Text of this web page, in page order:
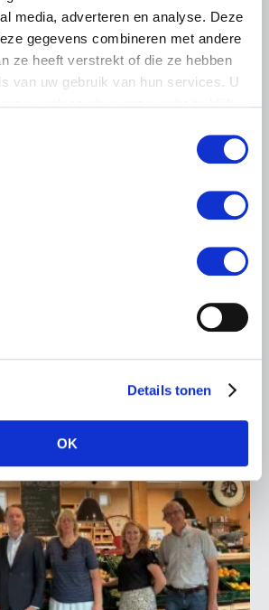
media, adverteren en analyse. Deze
gegevens combineren met andere
ze heeft verstrekt of die ze hebben
van uw gebruik van hun services. U
Details tonen
OK
in
gisteren Tweede Kamerlid